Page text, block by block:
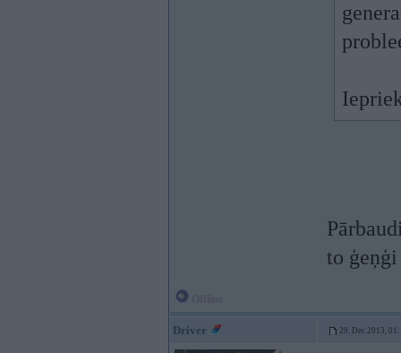
to
Driver 29. Dec 2013,